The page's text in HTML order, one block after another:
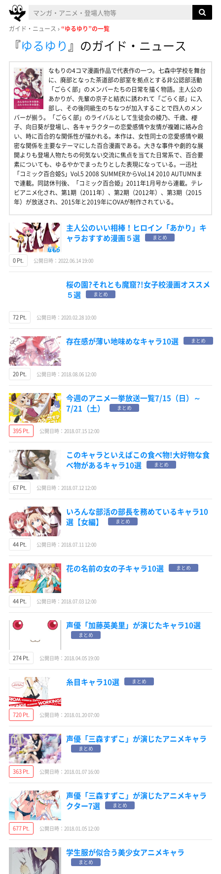
ガイド・ニュース “ゆるゆり”の一覧
『ゆるゆり』 のガイド・ニュース
なもりの4コマ漫画作品で代表作の一つ。七森中学校を舞台
に、廃部となった茶道部の部室を拠点とする非公認部活動
「ごらく部」のメンバーたちの日常を描く物語。主人公の
あかりが、先輩の京子と結衣に誘われて「ごらく部」に入
部し、その後同級生のちなつが加入することで四人のメン
バーが揃う。「ごらく部」のライバルとして生徒会の綾乃、千歳、櫻
子、向日葵が登場し、各キャラクターの恋愛感情や友情が複雑に絡み合
い、時に百合的な関係性が描かれる。本作は、女性同士の恋愛感情や親
密な関係を主要なテーマにした百合漫画である。大きな事件や劇的な展
開よりも登場人物たちの何気ない交流に焦点を当てた日常系で、百合要
素についても、ゆるやかでまったりとした表現になっている。一迅社
「コミック百合姫S」Vol.5 2008 SUMMERからVol.14 2010 AUTUMNま
で連載。同誌休刊後、「コミック百合姫」2011年1月号から連載。テレ
ビアニメ化され、第1期（2011年）、第2期（2012年）、第3期（2015
年）が放送され、2015年と2019年にOVAが制作されている。
主人公のいい相棒！ヒロイン「あかり」キ
ャラおすすめ漫画５選
まとめ
0 Pt. 公開日時：2022.06.14 19:00
桜の園?それとも魔窟?!女子校漫画オススメ
５選
まとめ
72 Pt. 公開日時：2020.02.28 10:00
存在感が薄い地味めなキャラ10選 まとめ
20 Pt. 公開日時：2018.08.06 12:00
今週のアニメ一挙放送一覧7/15（日）～
7/21（土）
まとめ
395 Pt. 公開日時：2018.07.15 12:00
このキャラといえばこの食べ物!大好物な食
べ物があるキャラ10選
まとめ
67 Pt. 公開日時：2018.07.12 12:00
いろんな部活の部長を務めているキャラ10
選【女編】
まとめ
44 Pt. 公開日時：2018.07.11 12:00
花の名前の女の子キャラ10選 まとめ
44 Pt. 公開日時：2018.07.03 12:00
声優「加藤英美里」が演じたキャラ10選
まとめ
274 Pt. 公開日時：2018.04.05 19:00
糸目キャラ10選 まとめ
720 Pt. 公開日時：2018.01.20 07:00
声優「三森すずこ」が演じたアニメキャラ
まとめ
363 Pt. 公開日時：2018.01.07 16:00
声優「三森すずこ」が演じたアニメキャラ
クター7選
まとめ
677 Pt. 公開日時：2018.01.05 12:00
学生服が似合う美少女アニメキャラ
まとめ